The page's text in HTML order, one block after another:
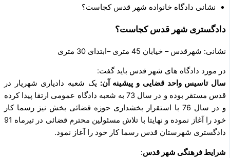
نشانی دادگاه خانواده شهر قدس کجاست؟
دادگستری شهر قدس کجاست؟
نشانی: شهرقدس – خیابان 45 متری –ابتدای 30 متری
در مورد دادگاه های شهر قدس باید گفت:
سال تاسیس واحد قضایی و پیشینه آن: یک شعبه دادیاری شهریار در
قدس مستقر بوده و در سال 73 به شعبه دادگاه عمومی ارتقا پیدا کرده
و در سال 76 با استقرار بخشداری حوزه قضائی بخش نیز رسما کار
خود را آغاز نموده و نهایتا با تلاش مسئولین محترم قضائی در تیرماه 91
دادگستری شهرستان قدس رسما کار خود را آغاز نمود.
شرایط فرهنگی شهر قدس: